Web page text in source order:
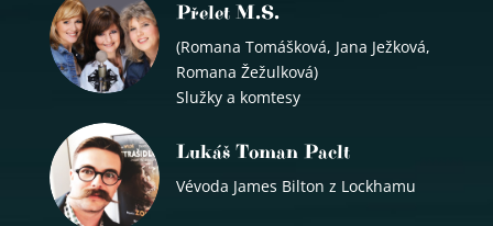
Přelet M.S.
(Romana Tomášková, Jana Ježková,
Romana Žežulková)
Služky a komtesy
Lukáš Toman Paclt
Vévoda James Bilton z Lockhamu